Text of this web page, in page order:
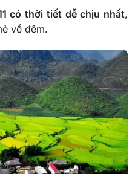
có thời tiết dễ chịu nhất,
về đêm.